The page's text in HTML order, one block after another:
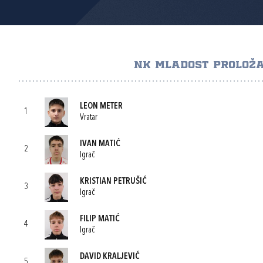
NK MLADOST
1
LEON METER
Vratar
2
IVAN MATIĆ
Igrač
3
KRISTIAN PETRUŠIĆ
Igrač
4
FILIP MATIĆ
Igrač
DAVID KRALJEVIĆ